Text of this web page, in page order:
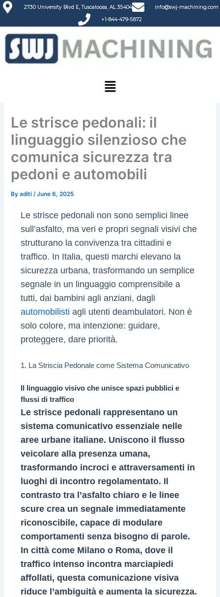
Skip
content
2730 University Blvd E, Tuscaloosa, AL 35404
info@swj-machining.com
+1-844-479-5872
Menu
Le strisce pedonali: il
linguaggio silenzioso che
comunica sicurezza tra
pedoni e automobili
Byaditi /June 6, 2025
Le strisce pedonali non sono semplici linee
sull’asfalto, ma veri e propri segnali visivi che
strutturano la convivenza tra cittadini e
traffico. In Italia, questi marchi elevano la
sicurezza urbana, trasformando un semplice
segnale in un linguaggio comprensibile a
tutti, dai bambini agli anziani, dagli
automobilisti agli utenti deambulatori. Non è
solo colore, ma intenzione: guidare,
proteggere, dare priorità.
1. La Striscia Pedonale come Sistema Comunicativo
Il linguaggio visivo che unisce spazi pubblici e
flussi di traffico
Le strisce pedonali rappresentano un
sistema comunicativo essenziale nelle
aree urbane italiane. Uniscono il flusso
veicolare alla presenza umana,
trasformando incroci e attraversamenti in
luoghi di incontro regolamentato. Il
contrasto tra l’asfalto chiaro e le linee
scure crea un segnale immediatamente
riconoscibile, capace di modulare
comportamenti senza bisogno di parole.
In città come Milano o Roma, dove il
traffico intenso incontra marciapiedi
affollati, questa comunicazione visiva
riduce l’ambiguità e aumenta la sicurezza.